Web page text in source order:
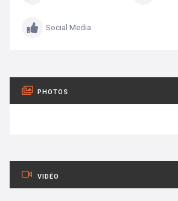
Social Media
PHOTOS
VIDÉO